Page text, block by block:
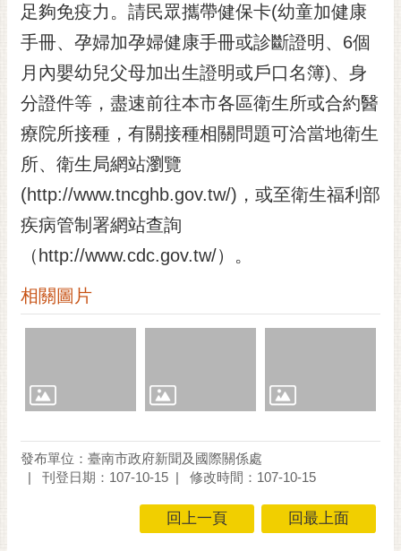
English
日
本
隱
私
權
及
安
全
網
站
放
告
足夠免疫力。請民眾攜帶健保卡(幼童加健康
手冊、孕婦加孕婦健康手冊或診斷證明、6個
月內嬰幼兒父母加出生證明或戶口名簿)、身
分證件等，盡速前往本市各區衛生所或合約醫
療院所接種，有關接種相關問題可洽當地衛生
所、衛生局網站瀏覽
(http://www.tncghb.gov.tw/)，或至衛生福利部
疾病管制署網站查詢
（http://www.cdc.gov.tw/）。
相關圖片
發布單位：臺南市政府新聞及國際關係處
刊登日期：107-10-15
修改時間：107-10-15
回上一頁 回最上面